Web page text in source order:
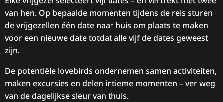
van hen. Op bepaalde momenten tijdens de reis sturen
de vrijgezellen één date naar huis om plaats te maken
voor een nieuwe date totdat alle vijf de dates geweest
zijn.
De potentiële lovebirds ondernemen samen activiteiten,
maken excursies en delen intieme momenten – ver weg
van de dagelijkse sleur van thuis.